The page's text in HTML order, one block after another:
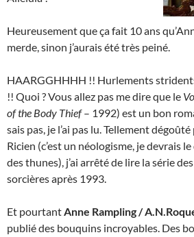
Heureusement que ça fait 10 ans
merde, sinon j’aurais été très peiné.
HAARGGHHHH !! Hurlements
!! Quoi ? Vous allez pas me dire que le
of the Body Thief– 1992) est un bon
sais pas, je l’ai pas lu. Tellement
Ricien (c’est un néologisme, je devrais
des thunes), j’ai arrêté de lire la série
sorcières après 1993.
Et pourtantAnne Rampling /
publié des bouquins incroyables. Des